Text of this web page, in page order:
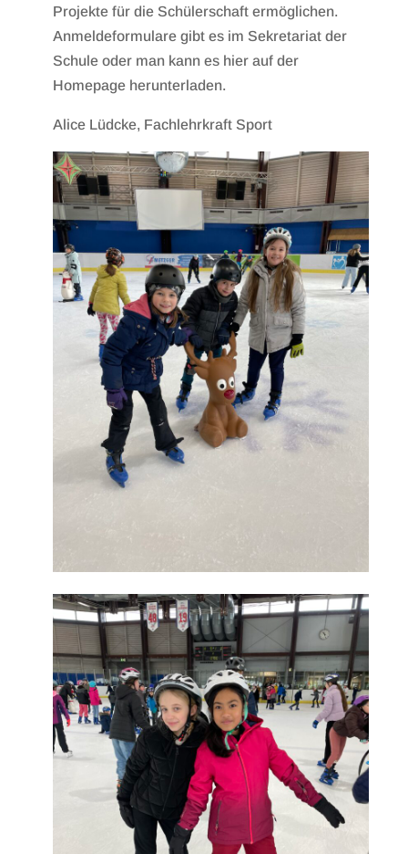
Projekte für die Schülerschaft ermöglichen.
Anmeldeformulare gibt es im Sekretariat der
Schule oder man kann es hier auf der
Homepage herunterladen.
Alice Lüdcke, Fachlehrkraft Sport